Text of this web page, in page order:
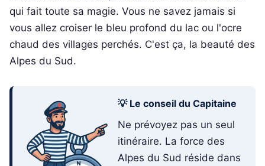
qui fait toute sa magie. Vous ne savez jamais si
vous allez croiser le bleu profond du lac ou l'ocre
chaud des villages perchés. C'est ça, la beauté des
Alpes du Sud.
💡 Le conseil du Capitaine
Ne prévoyez pas un seul
itinéraire. La force des
Alpes du Sud réside dans